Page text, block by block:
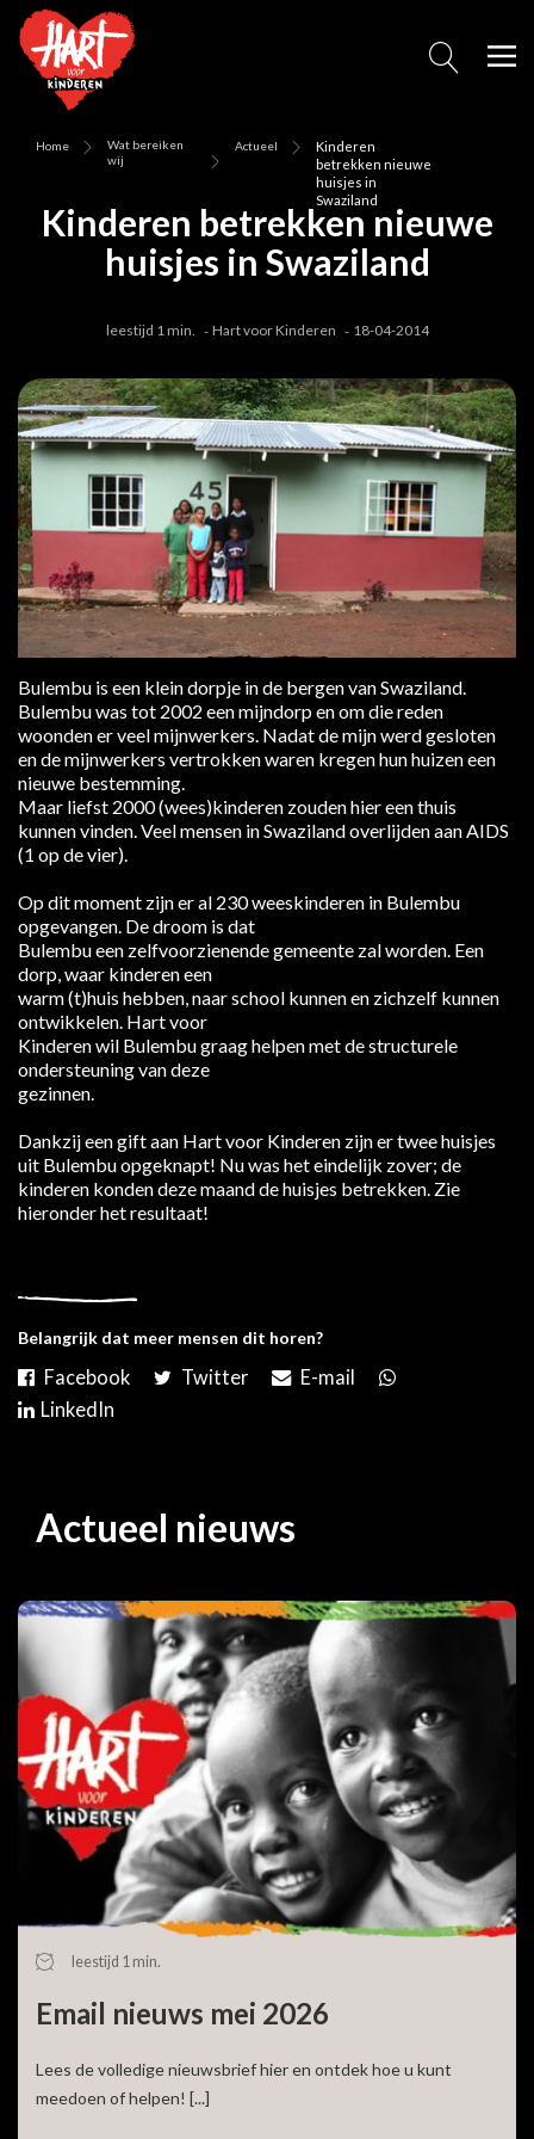
Home
Wat bereiken
wij
Actueel
Kinderen
betrekken nieuwe
huisjes in
Swaziland
Kinderen betrekken nieuwe
huisjes in Swaziland
leestijd 1 min. Hart voor Kinderen 18-04-2014
Bulembu is een klein dorpje in de bergen van Swaziland.
Bulembu was tot 2002 een mijndorp en om die reden
woonden er veel mijnwerkers. Nadat de mijn werd gesloten
en de mijnwerkers vertrokken waren kregen hun huizen een
nieuwe bestemming.
Maar liefst 2000 (wees)kinderen zouden hier een thuis
kunnen vinden. Veel mensen in Swaziland overlijden aan AIDS
(1 op de vier).
Op dit moment zijn er al 230 weeskinderen in Bulembu
opgevangen. De droom is dat
Bulembu een zelfvoorzienende gemeente zal worden. Een
dorp, waar kinderen een
warm (t)huis hebben, naar school kunnen en zichzelf kunnen
ontwikkelen. Hart voor
Kinderen wil Bulembu graag helpen met de structurele
ondersteuning van deze
gezinnen.
Dankzij een gift aan Hart voor Kinderen zijn er twee huisjes
uit Bulembu opgeknapt! Nu was het eindelijk zover; de
kinderen konden deze maand de huisjes betrekken. Zie
hieronder het resultaat!
Belangrijk dat meer mensen dit horen?
Actueel nieuws
leestijd 1 min.
Email nieuws mei 2026
Lees de volledige nieuwsbrief hier en ontdek hoe u kunt
meedoen of helpen! [...]